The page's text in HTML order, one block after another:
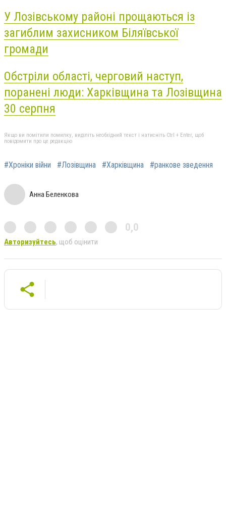
У Лозівському районі прощаються із
загиблим захисником Біляївської
громади
Обстріли області, черговий наступ,
поранені люди: Харківщина та Лозівщина
30 серпня
Якщо ви помітили помилку, виділіть необхідний текст і натисніть Ctrl + Enter, щоб
повідомити про це редакцію
#Хроніки війни #Лозівщина #Харківщина #ранкове зведення
Анна Беленкова
0,0
Авторизуйтесь, щоб оцінити